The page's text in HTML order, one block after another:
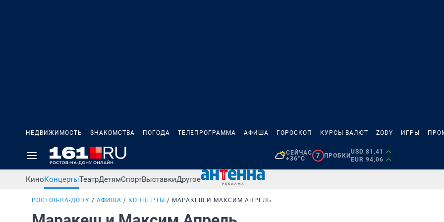
НЕДВИЖИМОСТЬ ЗНАКОМСТВА ПОГОДА ТЕЛЕПРОГРАММА АФИША ГОРОСКОП КУРСЫ ВАЛЮТ ZODY ИГРЫ
СЕЙЧАС
+36°C
7 ПРОБКИ
USD 81,41
EUR 94,06
КиноКонцертыТеатрДетямСпортВыставкиДругое
РОСТОВ-НА-ДОНУ АФИША КОНЦЕРТЫ МАРАКЕШ И МАКСИМ АПРЕЛЬ